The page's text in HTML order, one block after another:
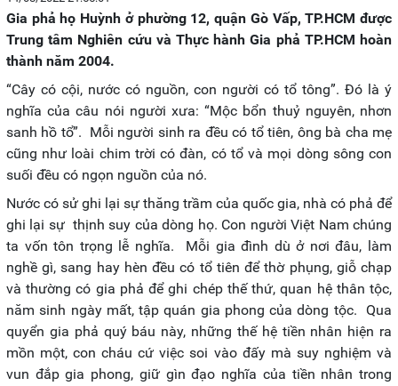
Gia phả họ Huỳnh ở phường 12, quận Gò Vấp, TP.HCM được
Trung tâm Nghiên cứu và Thực hành Gia phả TP.HCM hoàn
thành năm 2004.
“Cây có cội, nước có nguồn, con người có tổ tông”. Đó là ý
nghĩa của câu nói người xưa: “Mộc bổn thuỷ nguyên, nhơn
sanh hồ tổ”. Mỗi người sinh ra đều có tổ tiên, ông bà cha mẹ
cũng như loài chim trời có đàn, có tổ và mọi dòng sông con
suối đều có ngọn nguồn của nó.
Nước có sử ghi lại sự thăng trầm của quốc gia, nhà có phả để
ghi lại sự thịnh suy của dòng họ. Con người Việt Nam chúng
ta vốn tôn trọng lễ nghĩa. Mỗi gia đình dù ở nơi đâu, làm
nghề gì, sang hay hèn đều có tổ tiên để thờ phụng, giỗ chạp
và thường có gia phả để ghi chép thế thứ, quan hệ thân tộc,
năm sinh ngày mất, tập quán gia phong của dòng tộc. Qua
quyển gia phả quý báu này, những thế hệ tiền nhân hiện ra
mồn một, con cháu cứ việc soi vào đấy mà suy nghiệm và
vun đắp gia phong, giữ gìn đạo nghĩa của tiền nhân trong